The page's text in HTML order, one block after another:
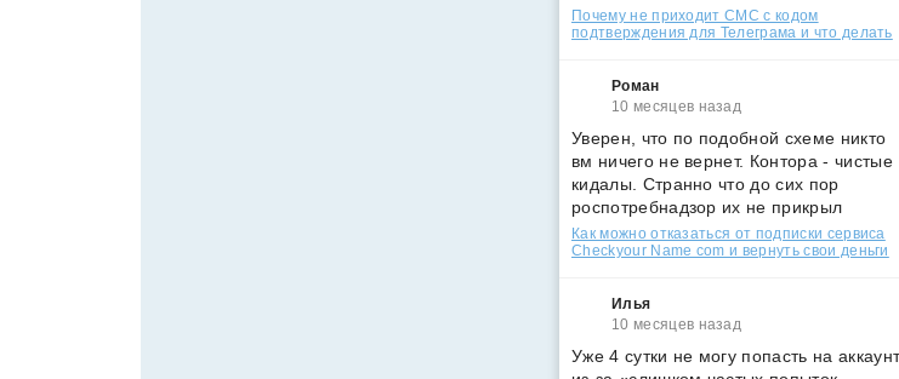
Почему не приходит СМС с кодом
подтверждения для Телеграма и что делать
Роман
10 месяцев назад
Уверен, что по подобной схеме никто
вм ничего не вернет. Контора - чистые
кидалы. Странно что до сих пор
роспотребнадзор их не прикрыл
Как можно отказаться от подписки сервиса
Checkyour Name com и вернуть свои деньги
Илья
10 месяцев назад
Уже 4 сутки не могу попасть на